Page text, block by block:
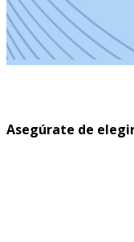
Asegúrate de